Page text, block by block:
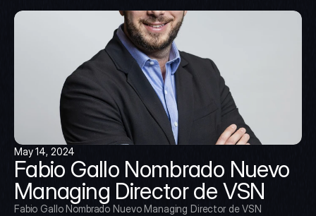
May 14, 2024
Fabio Gallo Nombrado Nuevo
Managing Director de VSN
Fabio Gallo Nombrado Nuevo Managing Director de VSN